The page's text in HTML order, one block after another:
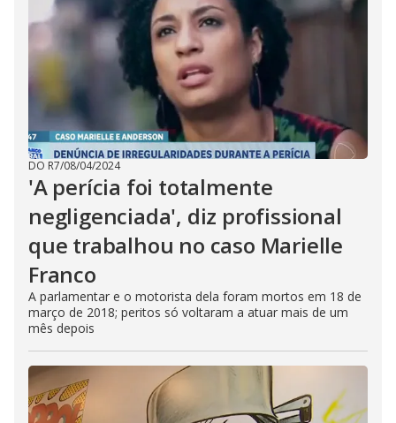
DO R7/08/04/2024
'A perícia foi totalmente
negligenciada', diz profissional
que trabalhou no caso Marielle
Franco
A parlamentar e o motorista dela foram mortos em 18 de
março de 2018; peritos só voltaram a atuar mais de um
mês depois